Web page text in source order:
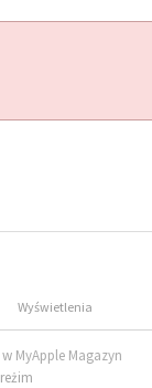
Wyświetlenia
w MyApple Magazyn
reżim